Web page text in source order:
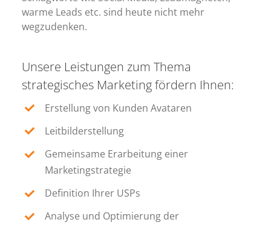
warme Leads etc. sind heute nicht mehr
wegzudenken.
Unsere Leistungen zum Thema
strategisches Marketing fördern Ihnen:
Erstellung von Kunden Avataren
Leitbilderstellung
Gemeinsame Erarbeitung einer
Marketingstrategie
Definition Ihrer USPs
Analyse und Optimierung der